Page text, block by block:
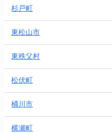
杉戸町
東松山市
東秩父村
松伏町
桶川市
横瀬町